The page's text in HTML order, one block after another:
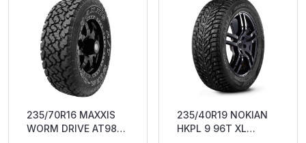
235/70R16 MAXXIS
WORM DRIVE AT980E
235/40R19 NOKIAN
HKPL 9 96T XL